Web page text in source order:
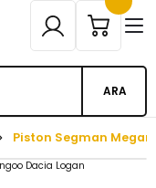
ARA
Piston Segman